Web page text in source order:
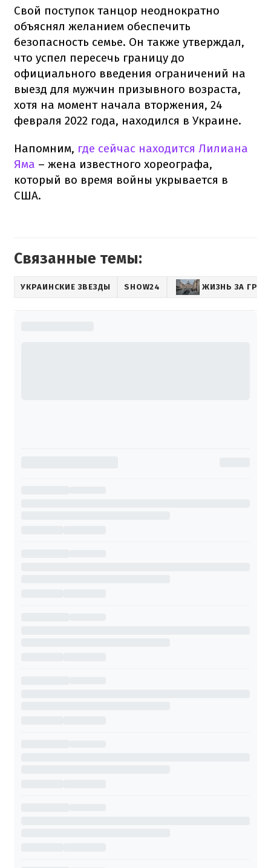
Свой поступок танцор неоднократно
объяснял желанием обеспечить
безопасность семье. Он также утверждал,
что успел пересечь границу до
официального введения ограничений на
выезд для мужчин призывного возраста,
хотя на момент начала вторжения, 24
февраля 2022 года, находился в Украине.
Напомним, где сейчас находится Лилиана
Яма – жена известного хореографа,
который во время войны укрывается в
США.
Связанные темы:
УКРАИНСКИЕ ЗВЕЗДЫ SHOW24 ЖИЗНЬ ЗА